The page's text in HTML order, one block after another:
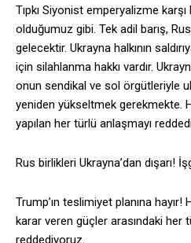
Tıpkı Siyonist emperyalizme
olduğumuz gibi. Tek adil barış,
gelecektir. Ukrayna halkının
için silahlanma hakkı vardır.
onun sendikal ve sol örgütleriyle
yeniden yükseltmek gerekmekte.
yapılan her türlü anlaşmayı
Rus birlikleri Ukrayna’dan dışarı!
Trump’ın teslimiyet planına hayır!
karar veren güçler arasındaki her
reddediyoruz.